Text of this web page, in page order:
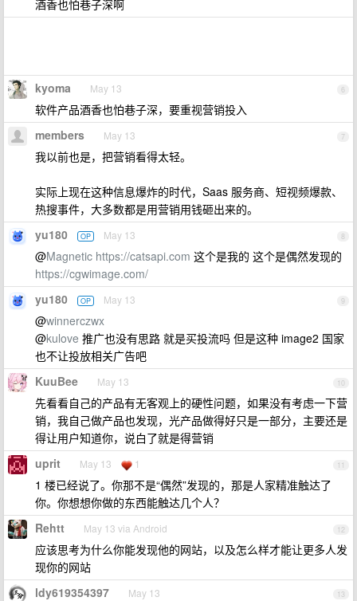
酒香也怕巷子深啊
6
kyoma May 13
软件产品酒香也怕巷子深，要重视营销投入
7
members May 13
我以前也是，把营销看得太轻。
实际上现在这种信息爆炸的时代，Saas 服务商、短视频爆款、
热搜事件，大多数都是用营销用钱砸出来的。
8
yu180 OP May 13
@Magnetic https://catsapi.com 这个是我的 这个是偶然发现的
https://cgwimage.com/
9
yu180 OP May 13
@winnerczwx
@kulove 推广也没有思路 就是买投流吗 但是这种 image2 国家
也不让投放相关广告吧
10
KuuBee May 13
先看看自己的产品有无客观上的硬性问题，如果没有考虑一下营
销，我自己做产品也发现，光产品做得好只是一部分，主要还是
得让用户知道你，说白了就是得营销
11
uprit May 13 1
1 楼已经说了。你那不是“偶然”发现的，那是人家精准触达了
你。你想想你做的东西能触达几个人？
12
Rehtt May 13 via Android
应该思考为什么你能发现他的网站，以及怎么样才能让更多人发
现你的网站
13
ldy619354397 May 13